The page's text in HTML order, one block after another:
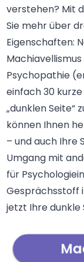
verstehen? Mit
Sie mehr über
Eigenschaften:
Psychopathie
einfach 30
„dunklen Seite“
können Ihnen
– und auch Ihre
Umgang mit
für
Gesprächsstoff
jetzt Ihre dunkle